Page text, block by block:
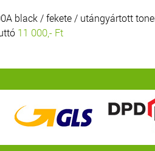
black / fekete / utángyártott
11 000,- Ft